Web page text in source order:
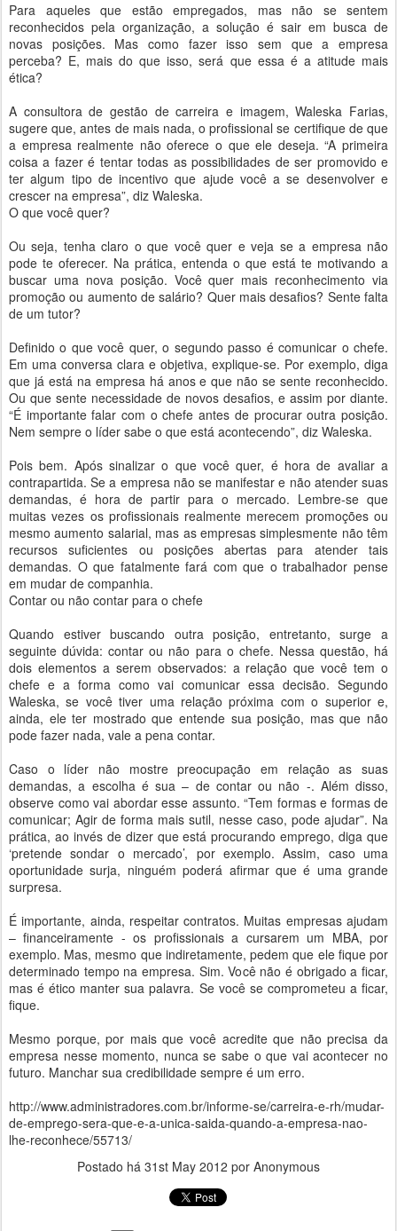
Para aqueles que estão empregados, mas não se sentem
reconhecidos pela organização, a solução é sair em busca de
novas posições. Mas como fazer isso sem que a empresa
perceba? E, mais do que isso, será que essa é a atitude mais
ética?
A consultora de gestão de carreira e imagem, Waleska Farias,
sugere que, antes de mais nada, o profissional se certifique de que
a empresa realmente não oferece o que ele deseja. “A primeira
coisa a fazer é tentar todas as possibilidades de ser promovido e
ter algum tipo de incentivo que ajude você a se desenvolver e
crescer na empresa”, diz Waleska.
O que você quer?
Ou seja, tenha claro o que você quer e veja se a empresa não
pode te oferecer. Na prática, entenda o que está te motivando a
buscar uma nova posição. Você quer mais reconhecimento via
promoção ou aumento de salário? Quer mais desafios? Sente falta
de um tutor?
Definido o que você quer, o segundo passo é comunicar o chefe.
Em uma conversa clara e objetiva, explique-se. Por exemplo, diga
que já está na empresa há anos e que não se sente reconhecido.
Ou que sente necessidade de novos desafios, e assim por diante.
“É importante falar com o chefe antes de procurar outra posição.
Nem sempre o líder sabe o que está acontecendo”, diz Waleska.
Pois bem. Após sinalizar o que você quer, é hora de avaliar a
contrapartida. Se a empresa não se manifestar e não atender suas
demandas, é hora de partir para o mercado. Lembre-se que
muitas vezes os profissionais realmente merecem promoções ou
mesmo aumento salarial, mas as empresas simplesmente não têm
recursos suficientes ou posições abertas para atender tais
demandas. O que fatalmente fará com que o trabalhador pense
em mudar de companhia.
Contar ou não contar para o chefe
Quando estiver buscando outra posição, entretanto, surge a
seguinte dúvida: contar ou não para o chefe. Nessa questão, há
dois elementos a serem observados: a relação que você tem o
chefe e a forma como vai comunicar essa decisão. Segundo
Waleska, se você tiver uma relação próxima com o superior e,
ainda, ele ter mostrado que entende sua posição, mas que não
pode fazer nada, vale a pena contar.
Caso o líder não mostre preocupação em relação as suas
demandas, a escolha é sua – de contar ou não -. Além disso,
observe como vai abordar esse assunto. “Tem formas e formas de
comunicar; Agir de forma mais sutil, nesse caso, pode ajudar”. Na
prática, ao invés de dizer que está procurando emprego, diga que
‘pretende sondar o mercado’, por exemplo. Assim, caso uma
oportunidade surja, ninguém poderá afirmar que é uma grande
surpresa.
É importante, ainda, respeitar contratos. Muitas empresas ajudam
– financeiramente - os profissionais a cursarem um MBA, por
exemplo. Mas, mesmo que indiretamente, pedem que ele fique por
determinado tempo na empresa. Sim. Você não é obrigado a ficar,
mas é ético manter sua palavra. Se você se comprometeu a ficar,
fique.
Mesmo porque, por mais que você acredite que não precisa da
empresa nesse momento, nunca se sabe o que vai acontecer no
futuro. Manchar sua credibilidade sempre é um erro.
http://www.administradores.com.br/informe-se/carreira-e-rh/mudar-
de-emprego-sera-que-e-a-unica-saida-quando-a-empresa-nao-
lhe-reconhece/55713/
Postado há 31st May 2012 por Anonymous